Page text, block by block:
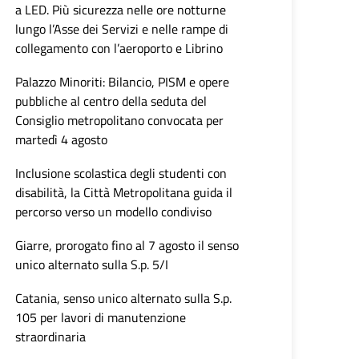
a LED. Più sicurezza nelle ore notturne
lungo l’Asse dei Servizi e nelle rampe di
collegamento con l’aeroporto e Librino
Palazzo Minoriti: Bilancio, PISM e opere
pubbliche al centro della seduta del
Consiglio metropolitano convocata per
martedì 4 agosto
Inclusione scolastica degli studenti con
disabilità, la Città Metropolitana guida il
percorso verso un modello condiviso
Giarre, prorogato fino al 7 agosto il senso
unico alternato sulla S.p. 5/I
Catania, senso unico alternato sulla S.p.
105 per lavori di manutenzione
straordinaria